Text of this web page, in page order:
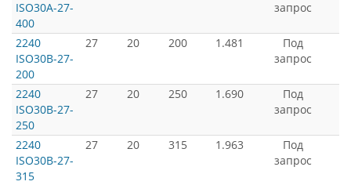
ISO30A-27-
400
запрос
2240
ISO30B-27-
200
27 20 200 1.481
Под
запрос
2240
ISO30B-27-
250
27 20 250 1.690
Под
запрос
2240
ISO30B-27-
315
27 20 315 1.963
Под
запрос